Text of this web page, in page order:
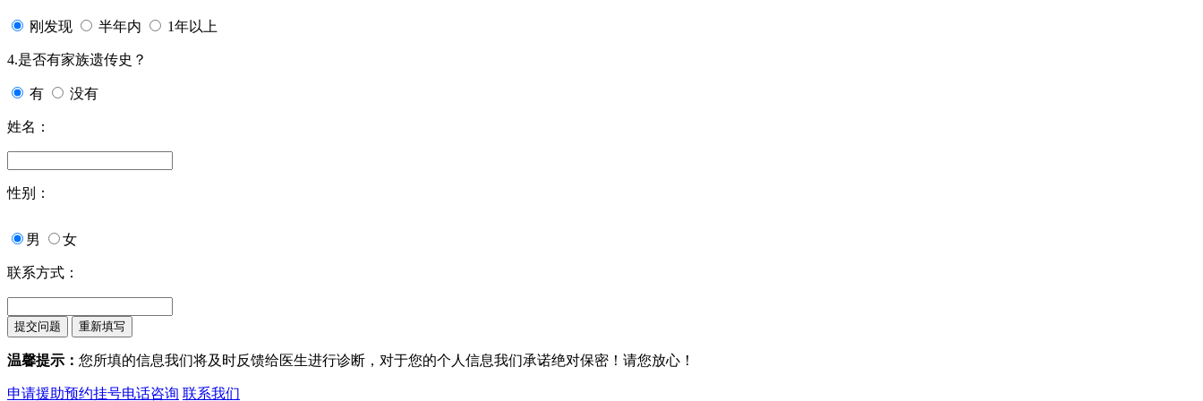
刚发现 半年内 1年以上
4.是否有家族遗传史？
有 没有
姓名：
性别：
男 女
联系方式：
温馨提示： 您所填的信息我们将及时反馈给医生进行诊断，对于您的个人信息我们承诺绝对保密！请您放心！
申请援助预约挂号电话咨询 联系我们